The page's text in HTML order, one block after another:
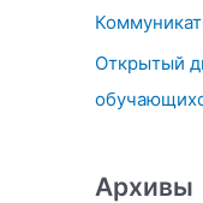
Открытый
Архивы